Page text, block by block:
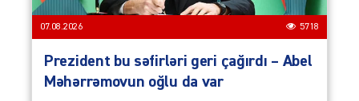
07.08.2026 5718
Prezident bu səfirləri geri çağırdı – Abel
Məhərrəmovun oğlu da var